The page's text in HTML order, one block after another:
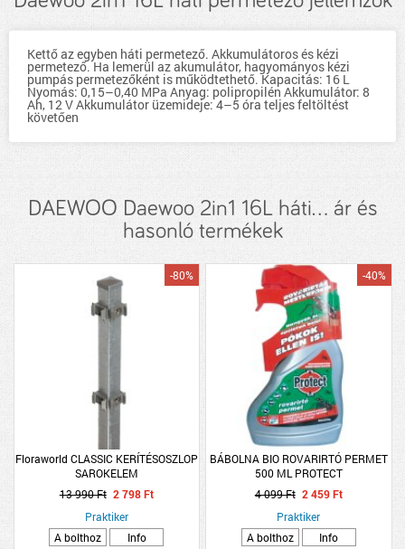
Kettő az egyben háti permetező. Akkumulátoros és kézi
permetező. Ha lemerül az akumulátor, hagyományos kézi
pumpás permetezőként is működtethető. Kapacitás: 16 L
Nyomás: 0,15–0,40 MPa Anyag: polipropilén Akkumulátor: 8
Ah, 12 V Akkumulátor üzemideje: 4–5 óra teljes feltöltést
követően
DAEWOO Daewoo 2in1 16L háti... ár és
hasonló termékek
Floraworld CLASSIC KERÍTÉSOSZLOP
SAROKELEM
-80%
13 990 Ft 2 798 Ft
Praktiker
A bolthoz
Info
BÁBOLNA BIO ROVARIRTÓ PERMET
500 ML PROTECT
-40%
4 099 Ft 2 459 Ft
Praktiker
A bolthoz
Info